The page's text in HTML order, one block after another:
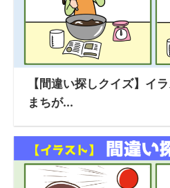
【間違い探しクイズ】イ
まちが...